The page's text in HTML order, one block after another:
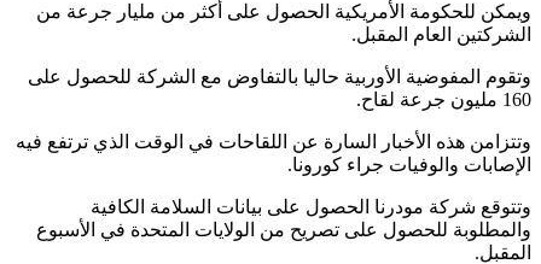
ويمكن للحكومة الأمريكية الحصول على أكثر من مليار جرعة من
الشركتين العام المقبل.
وتقوم المفوضية الأوربية حاليا بالتفاوض مع الشركة للحصول على
160 مليون جرعة لقاح.
وتتزامن هذه الأخبار السارة عن اللقاحات في الوقت الذي ترتفع فيه
الإصابات والوفيات جراء كورونا.
وتتوقع شركة مودرنا الحصول على بيانات السلامة الكافية
والمطلوبة للحصول على تصريح من الولايات المتحدة في الأسبوع
المقبل.